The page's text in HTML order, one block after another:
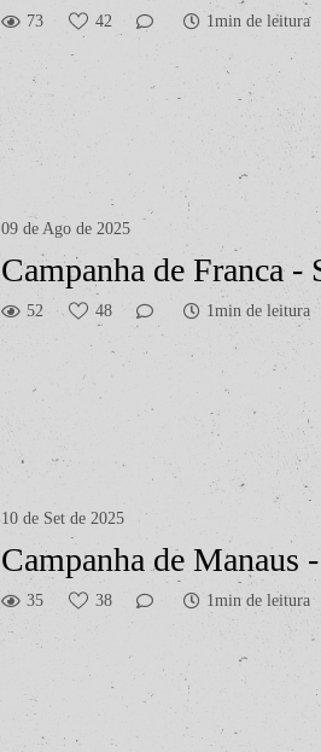
73 42 1min de leitura
09 de Ago de 2025
Campanha de Franca -
52 48 1min de leitura
10 de Set de 2025
Campanha de Manaus
35 38 1min de leitura